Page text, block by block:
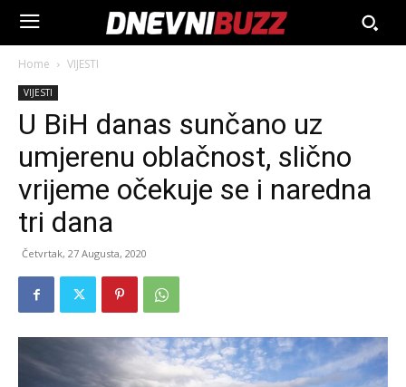
Home VIJESTI
VIJESTI
U BiH danas sunčano uz
umjerenu oblačnost, slično
vrijeme očekuje se i naredna
tri dana
Četvrtak, 27 Augusta, 2020